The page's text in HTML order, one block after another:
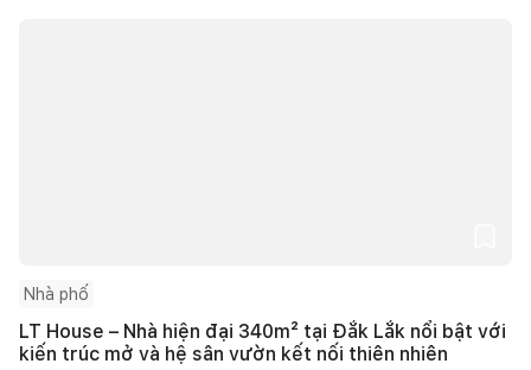
Nhà phố
LT House – Nhà hiện đại 340m² tại Đắk Lắk nổi bật với
kiến trúc mở và hệ sân vườn kết nối thiên nhiên